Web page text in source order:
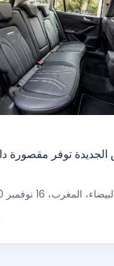
توفر مقصورة